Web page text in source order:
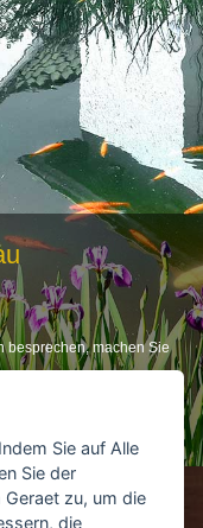
besprechen, machen Sie
Sie auf Alle
Sie der
zu, um die
die